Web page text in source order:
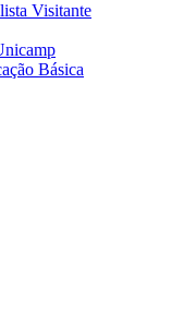
Visitante
Básica